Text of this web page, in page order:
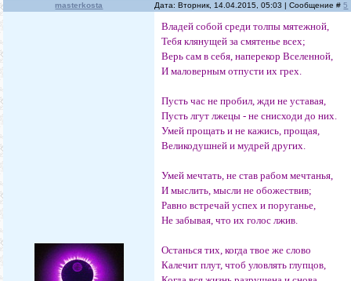
masterkosta Дата: Вторник, 14.04.2015, 05:03 | Сообщение #5
Владей собой среди толпы мятежной,
Тебя клянущей за смятенье всех;
Верь сам в себя, наперекор Вселенной,
И маловерным отпусти их грех.
Пусть час не пробил, жди не уставая,
Пусть лгут лжецы - не снисходи до них.
Умей прощать и не кажись, прощая,
Великодушней и мудрей других.
Умей мечтать, не став рабом мечтанья,
И мыслить, мысли не обожествив;
Равно встречай успех и поруганье,
Не забывая, что их голос лжив.
Останься тих, когда твое же слово
Калечит плут, чтоб уловлять глупцов,